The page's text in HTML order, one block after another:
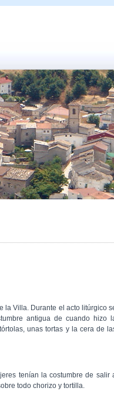
la Villa. Durante el acto litúrgico
antigua de cuando hizo
unas tortas y la cera de
tenían la costumbre de salir
todo chorizo y tortilla.